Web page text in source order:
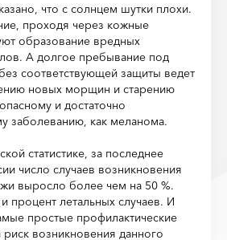
что с солнцем шутки плохи.
проходя через кожные
образование вредных
А долгое пребывание под
соответствующей защиты ведет
новых морщин и старению
и достаточно
заболеванию, как меланома.
статистике, за последнее
число случаев возникновения
выросло более чем на 50 %.
процент летальных случаев. И
простые профилактические
возникновения данного